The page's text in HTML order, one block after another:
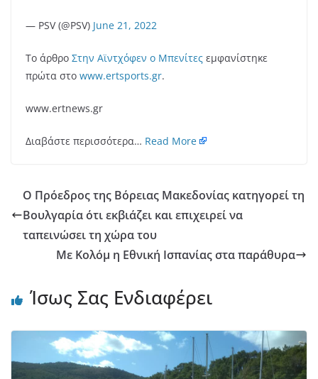
— PSV (@PSV) June 21, 2022
Το άρθρο Στην Αϊντχόφεν ο Μπενίτες εμφανίστηκε
πρώτα στο www.ertsports.gr.
www.ertnews.gr
Διαβάστε περισσότερα… Read More
Ο Πρόεδρος της Βόρειας Μακεδονίας κατηγορεί τη
Βουλγαρία ότι εκβιάζει και επιχειρεί να
ταπεινώσει τη χώρα του
Με Κολόμ η Εθνική Ισπανίας στα παράθυρα
Ίσως Σας Ενδιαφέρει